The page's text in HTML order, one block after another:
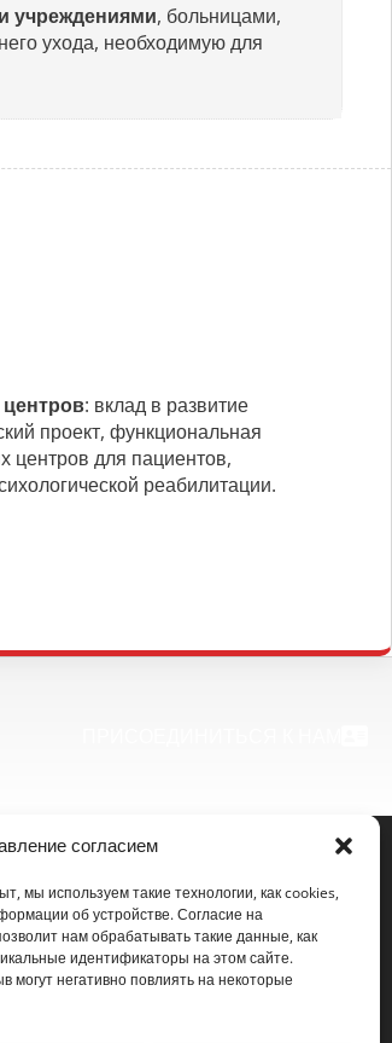
согласием
мы используем такие технологии, как cookies,
об устройстве. Согласие на
нам обрабатывать такие данные, как
идентификаторы на этом сайте.
могут негативно повлиять на некоторые
учреждениями, больницами,
ухода, необходимую для
: вклад в развитие
проект, функциональная
центров для пациентов,
реабилитации.
с нами
уведомление